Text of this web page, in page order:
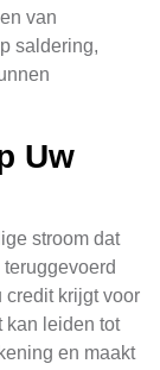
van
saldering,
Uw
stroom dat
credit krijgt voor
kan leiden tot
en maakt